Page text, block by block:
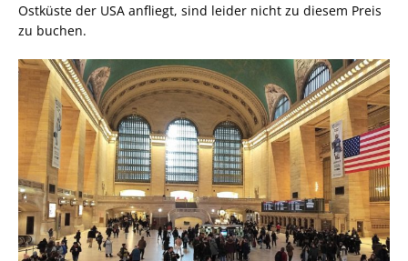
Ostküste der USA anfliegt, sind leider nicht zu diesem Preis
zu buchen.